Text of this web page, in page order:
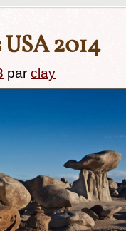
2014
par clay